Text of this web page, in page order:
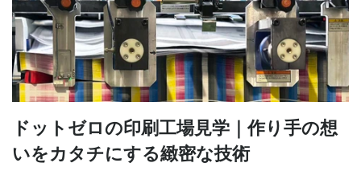
ドットゼロの印刷工場見学｜作り手の想
いをカタチにする緻密な技術